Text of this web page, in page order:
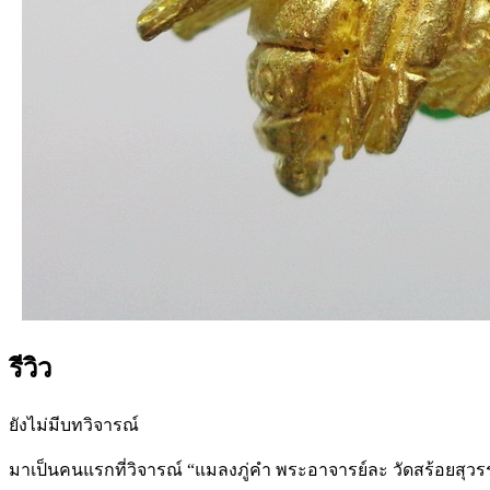
รีวิว
ยังไม่มีบทวิจารณ์
มาเป็นคนแรกที่วิจารณ์ “แมลงภู่คำ พระอาจารย์ละ วัดสร้อยสุว